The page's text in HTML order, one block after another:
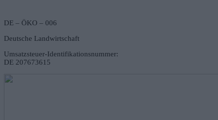
DE – ÖKO – 006
Deutsche Landwirtschaft
Umsatzsteuer-Identifikationsnummer:
DE 207673615